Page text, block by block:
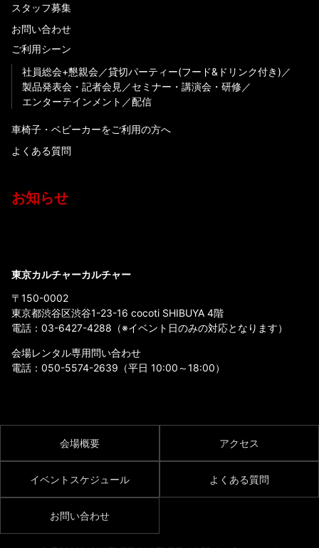
スタッフ募集
お問い合わせ
ご利用シーン
社員総会+懇親会
貸切パーティー(フード&ドリンク付き)
製品発表会・記者会見
セミナー・講演会・研修
エンターテインメント
配信
車椅子・ベビーカーをご利用の方へ
よくある質問
お知らせ
東京カルチャーカルチャー
〒150-0002
東京都渋谷区渋谷1-23-16 cocoti SHIBUYA 4階
電話： 03-6427-4288 （※イベント日のみの対応となります）
会場レンタル専用問い合わせ
電話： 050-5574-2639 （平日 10:00～18:00）
会場概要 アクセス
イベントスケジュール よくある質問
お問い合わせ